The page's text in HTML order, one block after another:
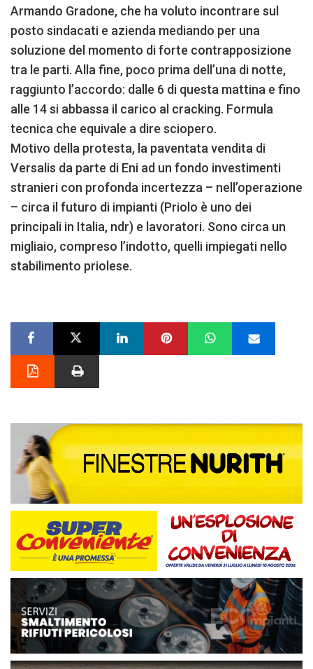
Armando Gradone, che ha voluto incontrare sul
posto sindacati e azienda mediando per una
soluzione del momento di forte contrapposizione
tra le parti. Alla fine, poco prima dell’una di notte,
raggiunto l’accordo: dalle 6 di questa mattina e fino
alle 14 si abbassa il carico al cracking. Formula
tecnica che equivale a dire sciopero.
Motivo della protesta, la paventata vendita di
Versalis da parte di Eni ad un fondo investimenti
stranieri con profonda incertezza – nell’operazione
– circa il futuro di impianti (Priolo è uno dei
principali in Italia, ndr) e lavoratori. Sono circa un
migliaio, compreso l’indotto, quelli impiegati nello
stabilimento priolese.